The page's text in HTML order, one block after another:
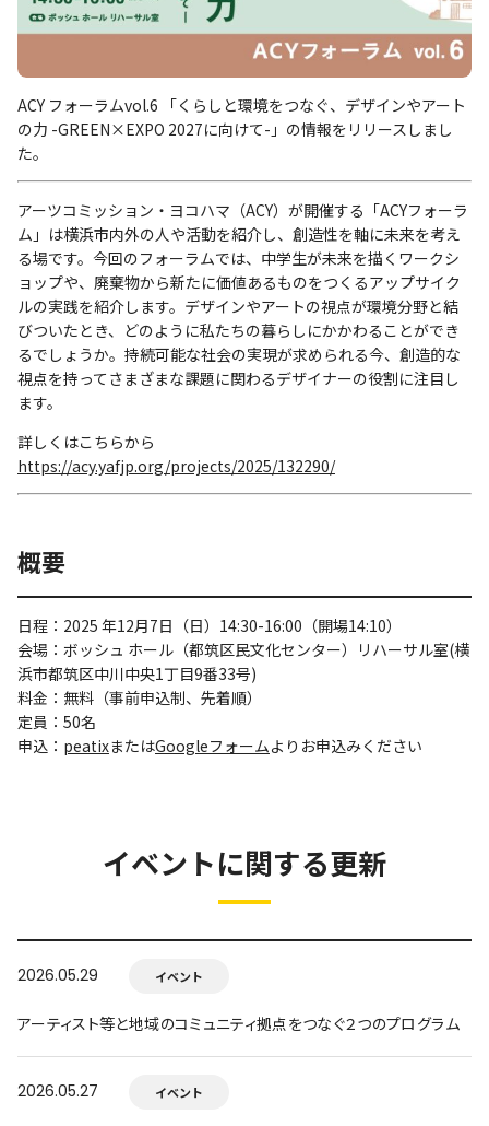
ACY フォーラムvol.6 「くらしと環境をつなぐ、デザインやアート
の力 -GREEN×EXPO 2027に向けて-」の情報をリリースしまし
た。
アーツコミッション・ヨコハマ（ACY）が開催する「ACYフォーラ
ム」は横浜市内外の人や活動を紹介し、創造性を軸に未来を考え
る場です。今回のフォーラムでは、中学生が未来を描くワークシ
ョップや、廃棄物から新たに価値あるものをつくるアップサイク
ルの実践を紹介します。デザインやアートの視点が環境分野と結
びついたとき、どのように私たちの暮らしにかかわることができ
るでしょうか。持続可能な社会の実現が求められる今、創造的な
視点を持ってさまざまな課題に関わるデザイナーの役割に注目し
ます。
詳しくはこちらから
https://acy.yafjp.org/projects/2025/132290/
概要
日程：2025 年12月7日（日）14:30-16:00（開場14:10）
会場：ボッシュ ホール（都筑区民文化センター）リハーサル室(横
浜市都筑区中川中央1丁目9番33号)
料金：無料（事前申込制、先着順）
定員：50名
申込： peatixまたはGoogleフォームよりお申込みください
イベントに関する更新
2026.05.29 イベント
アーティスト等と地域のコミュニティ拠点をつなぐ２つのプログラム
2026.05.27 イベント